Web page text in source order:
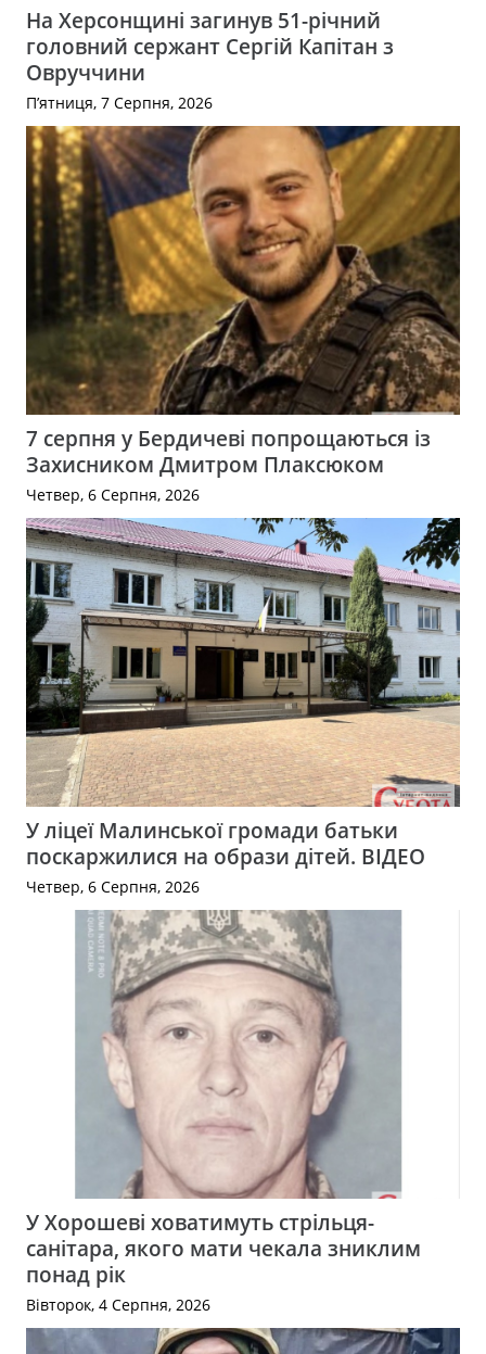
На Херсонщині загинув 51-річний
головний сержант Сергій Капітан з
Овруччини
П’ятниця, 7 Серпня, 2026
7 серпня у Бердичеві попрощаються із
Захисником Дмитром Плаксюком
Четвер, 6 Серпня, 2026
У ліцеї Малинської громади батьки
поскаржилися на образи дітей. ВІДЕО
Четвер, 6 Серпня, 2026
У Хорошеві ховатимуть стрільця-
санітара, якого мати чекала зниклим
понад рік
Вівторок, 4 Серпня, 2026